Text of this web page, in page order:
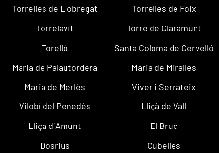
Torrelles de Llobregat
Torrelles de Foix
Torrelavit
Torre de Claramunt
Torelló
Santa Coloma de Cervelló
Maria de Palautordera
Maria de Miralles
Maria de Merlès
Viver i Serrateix
Vilobí del Penedès
Lliçà de Vall
Lliçà d´Amunt
El Bruc
Dosrius
Cubelles